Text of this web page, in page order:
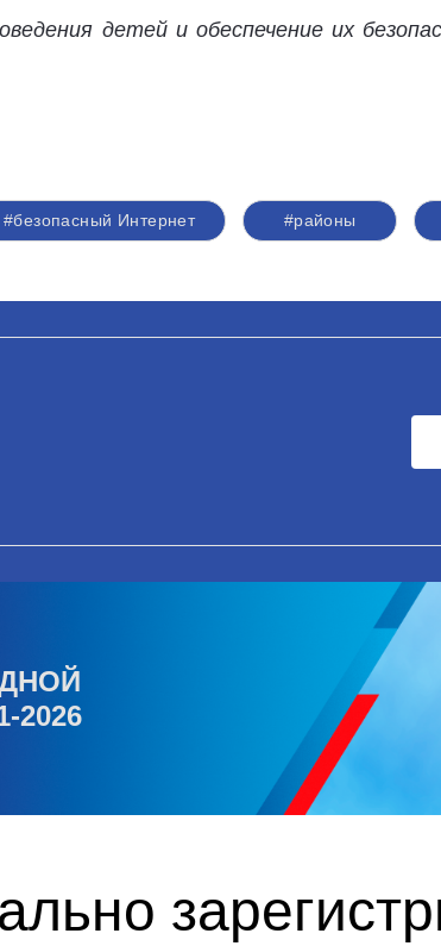
детей и обеспечение их
#безопасный Интернет #районы
2026